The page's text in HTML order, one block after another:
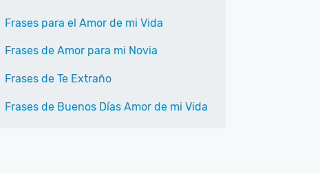
Frases para el Amor de mi Vida
Frases de Amor para mi Novia
Frases de Te Extraño
Frases de Buenos Días Amor de mi Vida